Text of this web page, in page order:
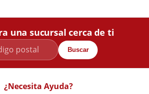
una sucursal cerca de ti
Buscar
¿Necesita Ayuda?